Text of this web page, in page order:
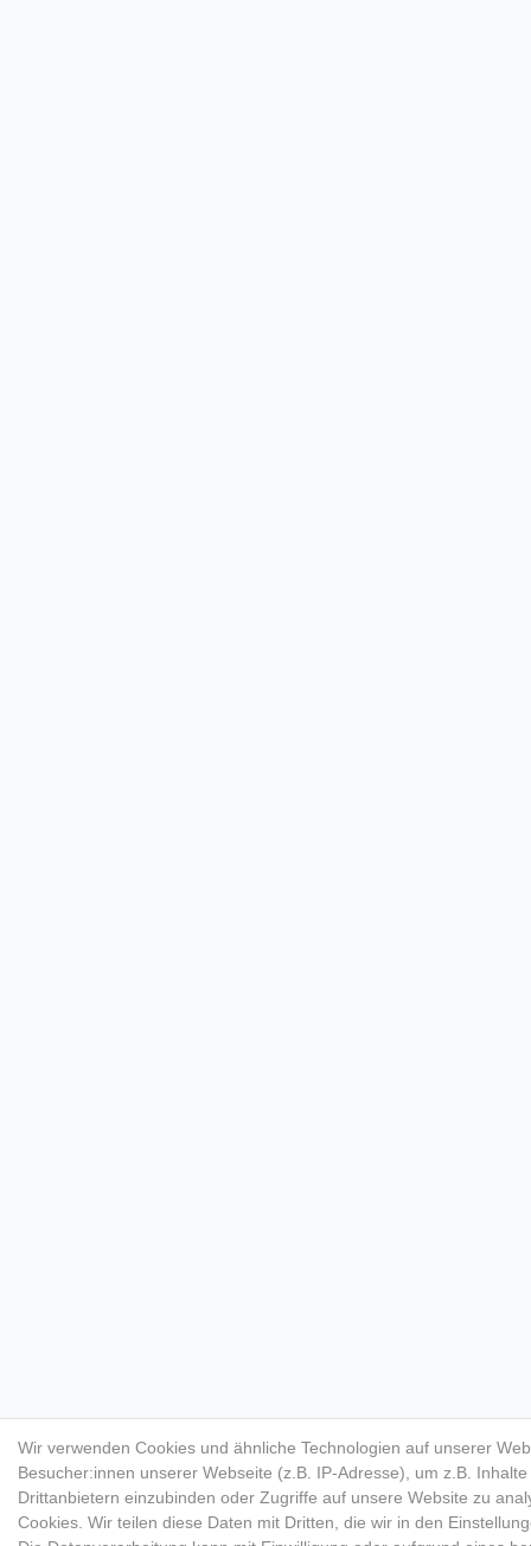
Wir verwenden Cookies und ähnliche Technologien auf unserer
Besucher:innen unserer Webseite (z.B. IP-Adresse), um z.B.
Drittanbietern einzubinden oder Zugriffe auf unsere Website zu
Cookies. Wir teilen diese Daten mit Dritten, die wir in den